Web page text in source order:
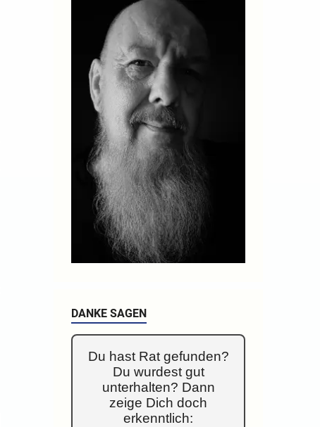
DANKE SAGEN
Du hast Rat gefunden?
Du wurdest gut
unterhalten? Dann
zeige Dich doch
erkenntlich: